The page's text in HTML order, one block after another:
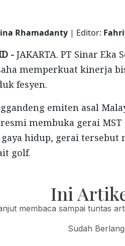
Rhamadanty | Editor:
- JAKARTA. PT Sinar
memperkuat kinerja
fesyen.
emiten asal
resmi membuka gerai
gaya hidup, gerai
golf.
Ini
membaca sampai tuntas
Sudah